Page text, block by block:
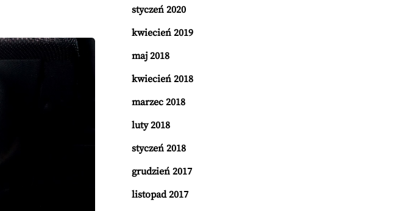
styczeń 2020
kwiecień 2019
maj 2018
kwiecień 2018
marzec 2018
luty 2018
styczeń 2018
grudzień 2017
listopad 2017